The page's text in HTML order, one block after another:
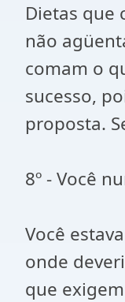
Dietas que
não
comam o
sucesso,
proposta.
8º - Você
Você
onde
que